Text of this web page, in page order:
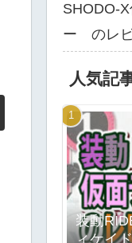
SHODO-
ー のレ
人気記
装動
ィケイ